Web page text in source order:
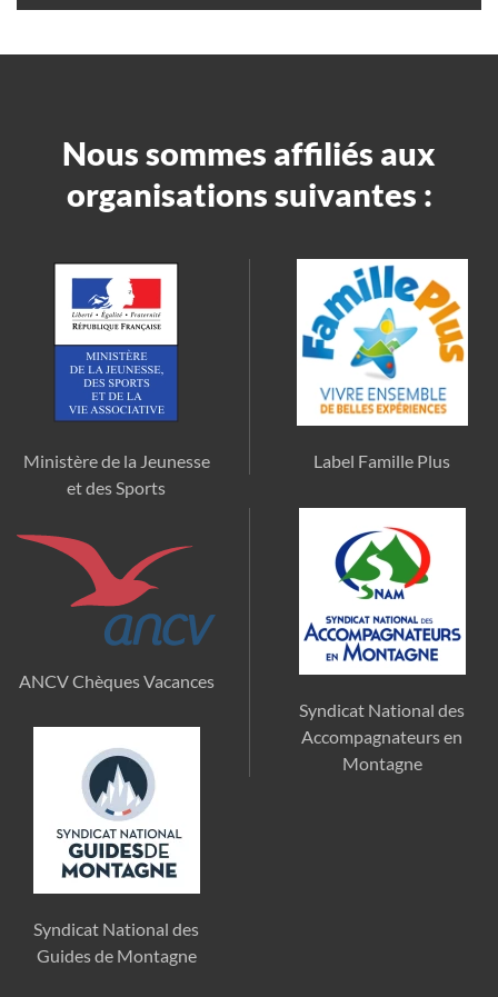
Nous sommes affiliés aux
organisations suivantes :
Ministère de la Jeunesse
et des Sports
Label Famille Plus
ANCV Chèques Vacances
Syndicat National des
Accompagnateurs en
Montagne
Syndicat National des
Guides de Montagne